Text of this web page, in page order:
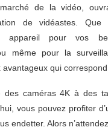
de la vidéo,
de vidéastes.
appareil pour vos
même pour la
qui
des caméras 4K à des
vous pouvez profiter
endetter. Alors